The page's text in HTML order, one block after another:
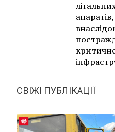
апаратів,
СВІЖІ ПУБЛІКАЦІЇ